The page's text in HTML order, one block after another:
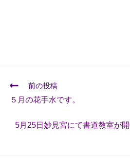
前の投稿
５月の花手水です。
5月25日妙見宮にて書道教室が